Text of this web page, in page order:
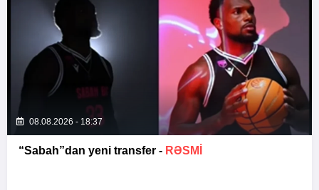
08.08.2026 - 18:37
“Sabah”dan yeni transfer - RƏSMİ